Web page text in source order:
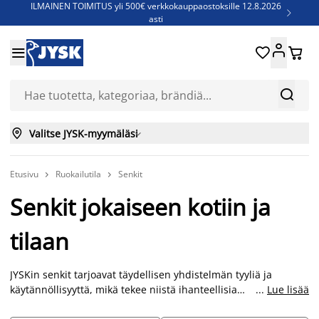
ILMAINEN TOIMITUS yli 500€ verkkokauppaostoksille 12.8.2026
asti

Jenkkisänkyjä - Säästä jopa 60%


 
 Valitse JYSK-myymäläsi
Etusivu  Ruokailutila  Senkit
Senkit jokaiseen kotiin ja
tilaan
JYSKin senkit tarjoavat täydellisen yhdistelmän tyyliä ja
käytännöllisyyttä, mikä tekee niistä ihanteellisia
... Lue lisää